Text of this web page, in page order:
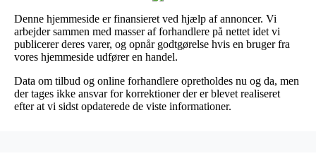
Denne hjemmeside er finansieret ved hjælp af annoncer. Vi
arbejder sammen med masser af forhandlere på nettet idet vi
publicerer deres varer, og opnår godtgørelse hvis en bruger fra
vores hjemmeside udfører en handel.
Data om tilbud og online forhandlere opretholdes nu og da, men
der tages ikke ansvar for korrektioner der er blevet realiseret
efter at vi sidst opdaterede de viste informationer.